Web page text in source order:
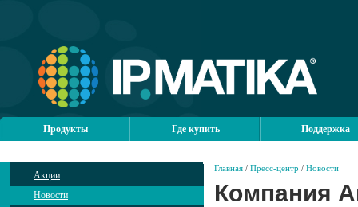
Продукты Где купить Поддержка
Акции
Новости
Главная / Пресс-центр / Новости
Компания